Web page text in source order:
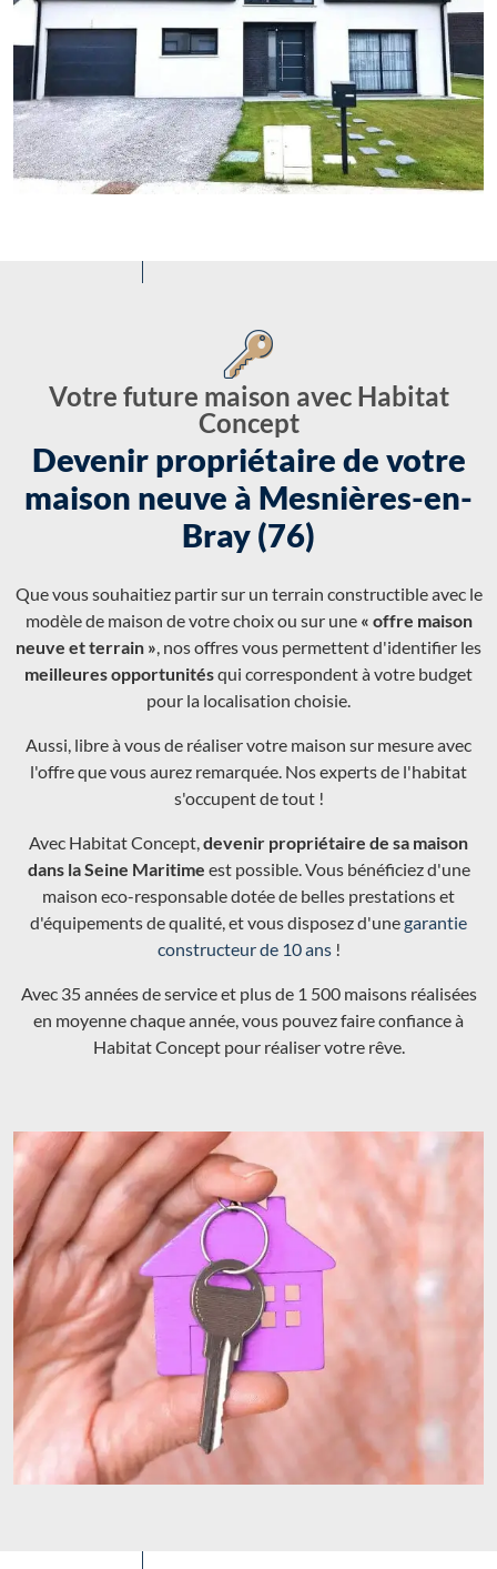
Votre future maison avec Habitat
Concept
Devenir propriétaire de votre
maison neuve à Mesnières-en-
Bray (76)
Que vous souhaitiez partir sur un terrain constructible avec le
modèle de maison de votre choix ou sur une « offre maison
neuve et terrain », nos offres vous permettent d'identifier les
meilleures opportunitésqui correspondent à votre budget
pour la localisation choisie.
Aussi, libre à vous de réaliser votre maison sur mesure avec
l'offre que vous aurez remarquée. Nos experts de l'habitat
s'occupent de tout !
Avec Habitat Concept,devenir propriétaire de sa maison
dans la Seine Maritime est possible. Vous bénéficiez d'une
maison eco-responsable dotée de belles prestations et
d'équipements de qualité, et vous disposez d'unegarantie
constructeur de 10 ans!
Avec 35 années de service et plus de 1 500 maisons réalisées
en moyenne chaque année, vous pouvez faire confiance à
Habitat Concept pour réaliser votre rêve.